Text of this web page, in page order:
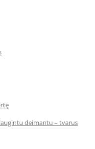
deimantu – tvarus